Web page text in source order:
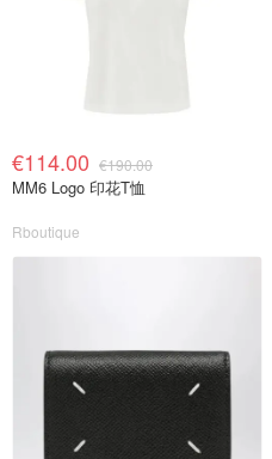
€114.00 €190.00
MM6 Logo 印花T恤
Rboutique